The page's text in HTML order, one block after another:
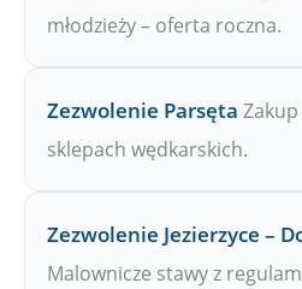
młodzieży – oferta roczna.
Zezwolenie Parsęta
sklepach wędkarskich.
Zezwolenie Jezierzyce –
Malownicze stawy z